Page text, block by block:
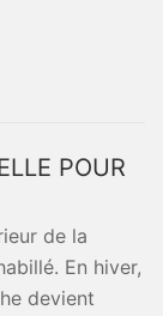
POUR
de la
En hiver,
devient